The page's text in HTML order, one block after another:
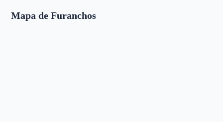
Mapa de Furanchos